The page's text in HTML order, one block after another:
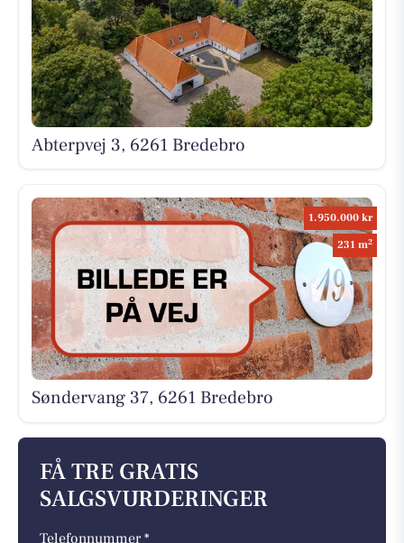
Abterpvej 3, 6261 Bredebro
1.950.000 kr
231 m2
Søndervang 37, 6261 Bredebro
FÅ TRE GRATIS
SALGSVURDERINGER
Telefonnummer *